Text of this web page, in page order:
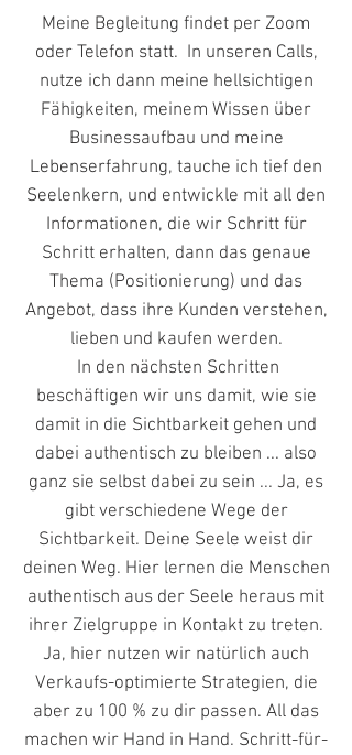
Meine Begleitung findet per Zoom
oder Telefon statt. In unseren Calls,
nutze ich dann meine hellsichtigen
Fähigkeiten, meinem Wissen über
Businessaufbau und meine
Lebenserfahrung, tauche ich tief den
Seelenkern, und entwickle mit all den
Informationen, die wir Schritt für
Schritt erhalten, dann das genaue
Thema (Positionierung) und das
Angebot, dass ihre Kunden verstehen,
lieben und kaufen werden.
In den nächsten Schritten
beschäftigen wir uns damit, wie sie
damit in die Sichtbarkeit gehen und
dabei authentisch zu bleiben ... also
ganz sie selbst dabei zu sein ... Ja, es
gibt verschiedene Wege der
Sichtbarkeit. Deine Seele weist dir
deinen Weg. Hier lernen die Menschen
authentisch aus der Seele heraus mit
ihrer Zielgruppe in Kontakt zu treten.
Ja, hier nutzen wir natürlich auch
Verkaufs-optimierte Strategien, die
aber zu 100 % zu dir passen. All das
machen wir Hand in Hand. Schritt-für-